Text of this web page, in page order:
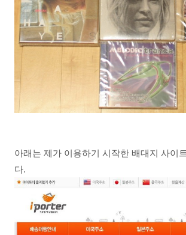
아래는 제가 이용하기 시작한 배대지 사이
다.